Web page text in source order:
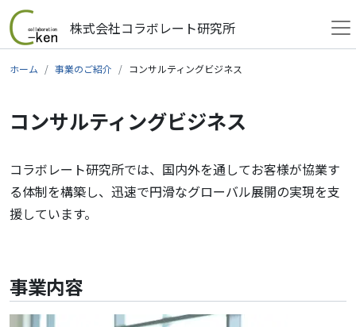
コンテンツへスキップ
メインナビゲーション
株式会社コラボレート研究所
ホーム 事業のご紹介 コンサルティングビジネス
コンサルティングビジネス
コラボレート研究所では、国内外を通してお客様が協業す
る体制を構築し、迅速で円滑なグローバル展開の実現を支
援しています。
事業内容